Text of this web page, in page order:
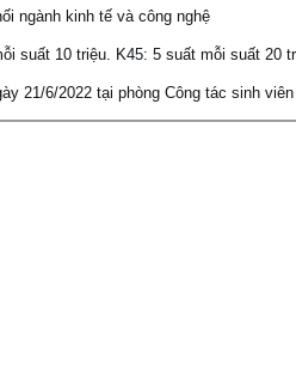
ngành kinh tế và công nghệ
suất 10 triệu. K45: 5 suất mỗi suất 20
21/6/2022 tại phòng Công tác sinh viên